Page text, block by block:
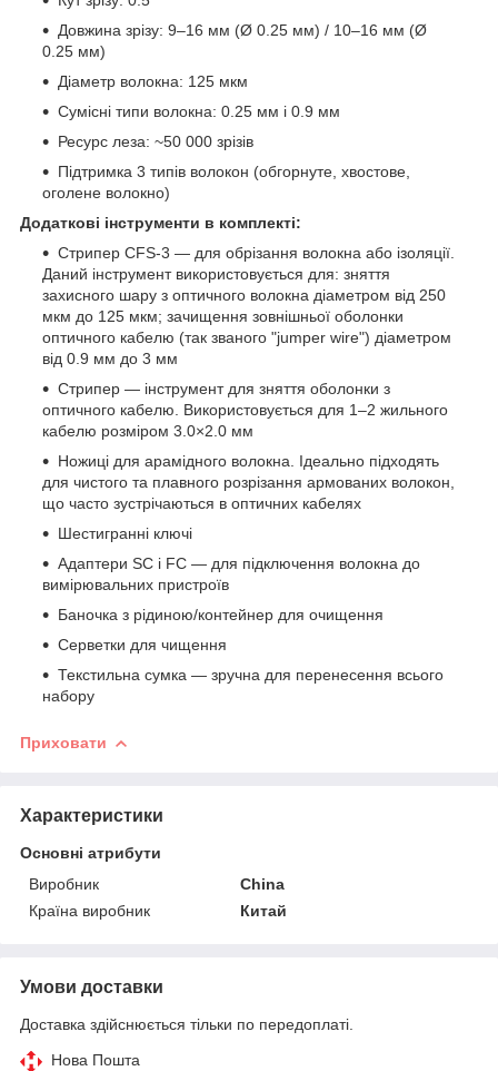
​Довжина зрізу: 9–16 мм (Ø 0.25 мм) / 10–16 мм (Ø
0.25 мм)
Діаметр волокна: 125 мкм
​Сумісні типи волокна: 0.25 мм і 0.9 мм
Ресурс леза: ~50 000 зрізів
Підтримка 3 типів волокон (обгорнуте, хвостове,
оголене волокно)
​Додаткові інструменти в комплекті:
Стрипер CFS-3 — для обрізання волокна або ізоляції.
Даний інструмент використовується для: зняття
захисного шару з оптичного волокна діаметром від 250
мкм до 125 мкм; зачищення зовнішньої оболонки
оптичного кабелю (так званого "jumper wire") діаметром
від 0.9 мм до 3 мм
​Стрипер — інструмент для зняття оболонки з
оптичного кабелю. Використовується для 1–2 жильного
кабелю розміром 3.0×2.0 мм
Ножиці для арамідного волокна. Ідеально підходять
для чистого та плавного розрізання армованих волокон,
що часто зустрічаються в оптичних кабелях
​​Шестигранні ключі
​​​Адаптери SC і FC — для підключення волокна до
вимірювальних пристроїв
Баночка з рідиною/контейнер для очищення
​​​Серветки для чищення
​​Текстильна сумка — зручна для перенесення всього
набору​​
Приховати
Характеристики
Основні атрибути
Виробник
China
Країна виробник
Китай
Умови доставки
Доставка здійснюється тільки по передоплаті.
Нова Пошта